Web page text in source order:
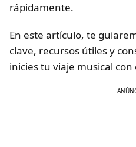
rápidamente.
En este artículo, te
clave, recursos útiles y
inicies tu viaje musical